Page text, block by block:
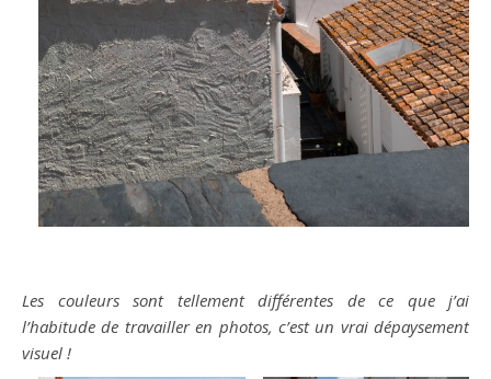
Les couleurs sont tellement différentes de ce que j’ai
l’habitude de travailler en photos, c’est un vrai dépaysement
visuel !